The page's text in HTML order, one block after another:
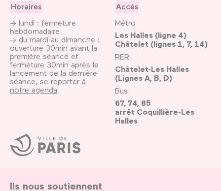
Ville
de
Paris
Horaires
→ lundi : fermeture
hebdomadaire
→ du mardi au dimanche :
ouverture 30min avant la
première séance et
fermeture 30min après le
lancement de la dernière
séance, se reporter à
notre agenda
Accès
Métro
Les Halles (ligne 4)
Châtelet (lignes 1, 7, 14)
RER
Châtelet-Les Halles
(Lignes A, B, D)
Bus
67, 74, 85
arrêt Coquillière-Les
Halles
Ils nous soutiennent